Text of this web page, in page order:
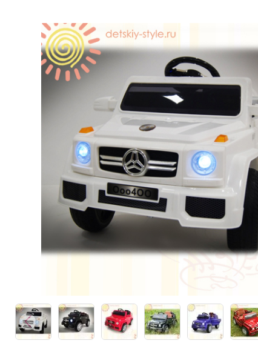
Мотоциклы
Спецтехника
Трансформеры
Каталки,толокары
Премиум под заказ
Аксессуары